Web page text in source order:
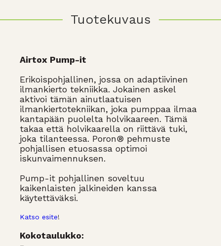
Tuotekuvaus
Airtox Pump-it
Erikoispohjallinen, jossa on adaptiivinen
ilmankierto tekniikka. Jokainen askel
aktivoi tämän ainutlaatuisen
ilmankiertotekniikan, joka pumppaa ilmaa
kantapään puolelta holvikaareen. Tämä
takaa että holvikaarella on riittävä tuki,
joka tilanteessa. Poron® pehmuste
pohjallisen etuosassa optimoi
iskunvaimennuksen.
Pump-it pohjallinen soveltuu
kaikenlaisten jalkineiden kanssa
käytettäväksi.
Katso esite!
Kokotaulukko: